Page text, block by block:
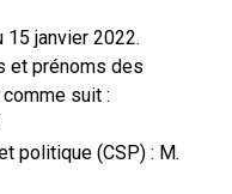
15 janvier 2022.
et prénoms des
suit :
politique (CSP) : M.